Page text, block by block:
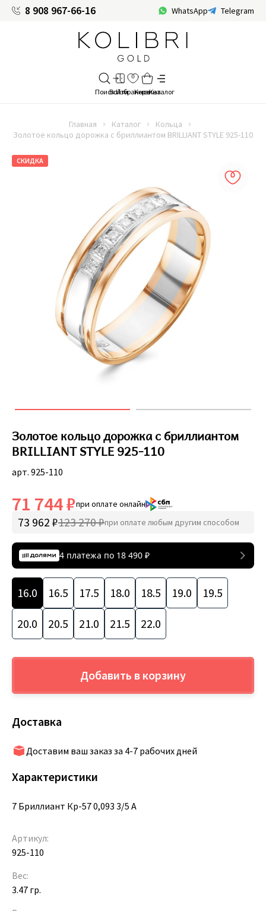
8 908 967-66-16 WhatsApp Telegram
Главная Каталог
Кольца
Золотое кольцо дорожка с бриллиантом BRILLIANT STYLE 925-110
СКИДКА
Золотое кольцо дорожка с бриллиантом
BRILLIANT STYLE 925-110
арт. 925-110
71 744 ₽при оплате онлайн
73 962 ₽123 270 ₽при оплате любым другим способом
4 платежа по 18 490 ₽
16.0 16.5 17.5 18.0 18.5 19.0 19.5
20.0 20.5 21.0 21.5 22.0
Добавить в корзину
Доставка
Доставим ваш заказ за 4-7 рабочих дней
Характеристики
7 Бриллиант Кр-57 0,093 3/5 А
Артикул:
925-110
Вес:
3.47 гр.